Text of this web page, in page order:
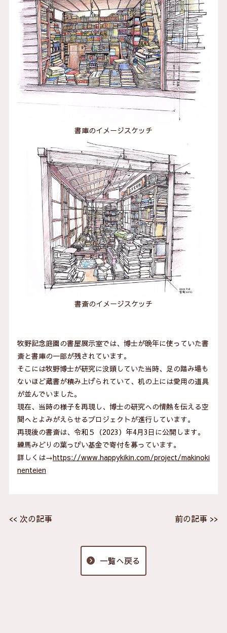
書庫のイメージスケッチ
書斎のイメージスケッチ
牧野記念庭園の書屋展示室では、博士が晩年に使っていた書
斎と書庫の一部が残されています。
そこには牧野博士が研究に没頭していた当時、足の踏み場も
ないほど蔵書が積み上げられていて、机の上には愛用の道具
が並んでいました。
現在、当時の様子を再現し、博士の研究への情熱を伝える空
間へとよみがえらせるプロジェクトが進行しています。
再現後の書斎は、令和５（2023）年4月3日に公開します。
練馬みどりの葉っぴい基金で寄付を募っています。
詳しくは→https://www.happykikin.com/project/makinoki
nenteien
<< 次の記事 前の記事 >>
一覧へ戻る